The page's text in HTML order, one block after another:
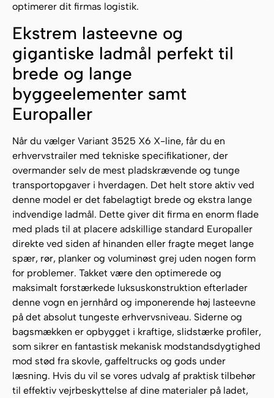
optimerer dit firmas logistik.
Ekstrem lasteevne og
gigantiske ladmål perfekt til
brede og lange
byggeelementer samt
Europaller
Når du vælger Variant 3525 X6 X-line, får du en
erhvervstrailer med tekniske specifikationer, der
overmander selv de mest pladskrævende og tunge
transportopgaver i hverdagen. Det helt store aktiv ved
denne model er det fabelagtigt brede og ekstra lange
indvendige ladmål. Dette giver dit firma en enorm flade
med plads til at placere adskillige standard Europaller
direkte ved siden af hinanden eller fragte meget lange
spær, rør, planker og voluminøst grej uden nogen form
for problemer. Takket være den optimerede og
maksimalt forstærkede luksuskonstruktion efterlader
denne vogn en jernhård og imponerende høj lasteevne
på det absolut tungeste erhvervsniveau. Siderne og
bagsmækken er opbygget i kraftige, slidstærke profiler,
som sikrer en fantastisk mekanisk modstandsdygtighed
mod stød fra skovle, gaffeltrucks og gods under
læsning. Hvis du vil se vores udvalg af praktisk tilbehør
til effektiv vejrbeskyttelse af dine materialer på ladet,